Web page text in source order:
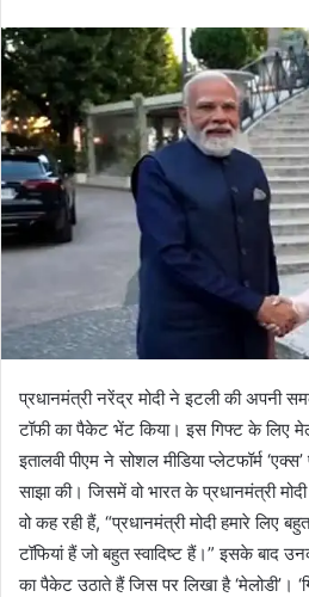
प्रधानमंत्री नरेंद्र मोदी ने इटली की अपनी
टॉफी का पैकेट भेंट किया। इस गिफ्ट के लिए
इतालवी पीएम ने सोशल मीडिया प्लेटफॉर्म
साझा की। जिसमें वो भारत के प्रधानमंत्री
वो कह रही हैं, “प्रधानमंत्री मोदी हमारे
टॉफियां हैं जो बहुत स्वादिष्ट हैं।” इसके बाद
का पैकेट उठाते हैं जिस पर लिखा है ‘मेलोडी’।